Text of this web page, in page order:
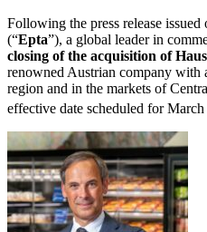
Following the press release issued
(“Epta”), a global leader in
closing of the acquisition of
renowned Austrian company with
region and in the markets of
effective date scheduled for March